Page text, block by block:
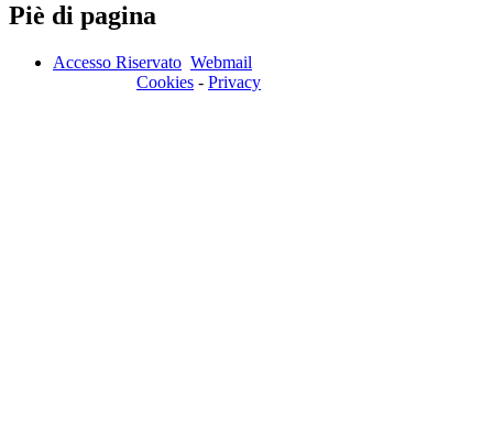
Piè di pagina
Accesso Riservato Webmail
Cookies - Privacy